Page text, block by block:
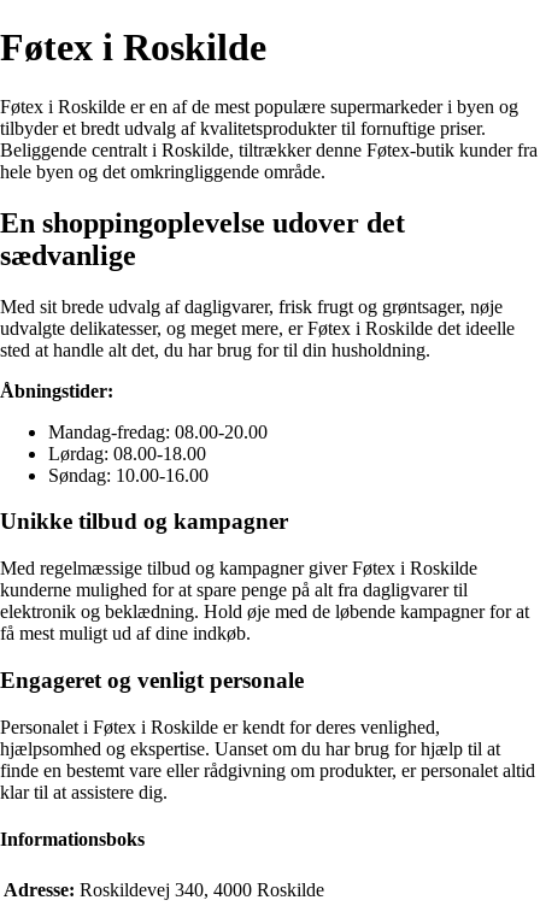
Føtex i Roskilde
Føtex i Roskilde er en af de mest populære supermarkeder i byen og
tilbyder et bredt udvalg af kvalitetsprodukter til fornuftige priser.
Beliggende centralt i Roskilde, tiltrækker denne Føtex-butik kunder fra
hele byen og det omkringliggende område.
En shoppingoplevelse udover det
sædvanlige
Med sit brede udvalg af dagligvarer, frisk frugt og grøntsager, nøje
udvalgte delikatesser, og meget mere, er Føtex i Roskilde det ideelle
sted at handle alt det, du har brug for til din husholdning.
Åbningstider:
Mandag-fredag: 08.00-20.00
Lørdag: 08.00-18.00
Søndag: 10.00-16.00
Unikke tilbud og kampagner
Med regelmæssige tilbud og kampagner giver Føtex i Roskilde
kunderne mulighed for at spare penge på alt fra dagligvarer til
elektronik og beklædning. Hold øje med de løbende kampagner for at
få mest muligt ud af dine indkøb.
Engageret og venligt personale
Personalet i Føtex i Roskilde er kendt for deres venlighed,
hjælpsomhed og ekspertise. Uanset om du har brug for hjælp til at
finde en bestemt vare eller rådgivning om produkter, er personalet altid
klar til at assistere dig.
Informationsboks
Adresse: Roskildevej 340, 4000 Roskilde